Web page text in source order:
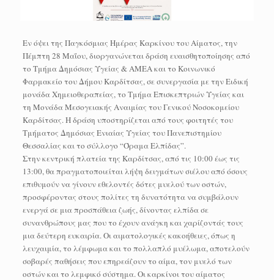
Εν όψει της Παγκόσμιας Ημέρας Καρκίνου του Αίματος, την
Πέμπτη 28 Μαΐου, διοργανώνεται δράση ευαισθητοποίησης από
το Τμήμα Δημόσιας Υγείας & ΑΜΕΑ και το Κοινωνικό
Φαρμακείο του Δήμου Καρδίτσας, σε συνεργασία με την Ειδική
μονάδα Χημειοθεραπείας, το Τμήμα Επισκεπτριών Υγείας και
τη Μονάδα Μεσογειακής Αναιμίας του Γενικού Νοσοκομείου
Καρδίτσας. Η δράση υποστηρίζεται από τους φοιτητές του
Τμήματος Δημόσιας Ενιαίας Υγείας του Πανεπιστημίου
Θεσσαλίας και το σύλλογο “Όραμα Ελπίδας”.
Στην κεντρική πλατεία της Καρδίτσας, από τις 10:00 έως τις
13:00, θα πραγματοποιείται λήψη δειγμάτων σιέλου από όσους
επιθυμούν να γίνουν εθελοντές δότες μυελού των οστών,
προσφέροντας στους πολίτες τη δυνατότητα να συμβάλουν
ενεργά σε μια προσπάθεια ζωής, δίνοντας ελπίδα σε
συνανθρώπους μας που το έχουν ανάγκη και χαρίζοντάς τους
μια δεύτερη ευκαιρία. Οι αιματολογικές κακοήθειες, όπως η
λευχαιμία, το λέμφωμα και το πολλαπλό μυέλωμα, αποτελούν
σοβαρές παθήσεις που επηρεάζουν το αίμα, τον μυελό των
οστών και το λεμφικό σύστημα. Οι καρκίνοι του αίματος